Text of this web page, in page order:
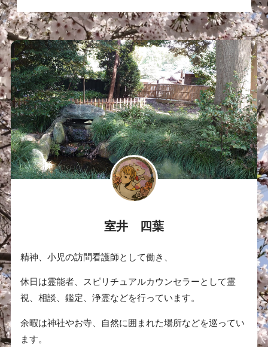
室井 四葉
精神、小児の訪問看護師として働き、
休日は霊能者、スピリチュアルカウンセラーとして霊
視、相談、鑑定、浄霊などを行っています。
余暇は神社やお寺、自然に囲まれた場所などを巡ってい
ます。